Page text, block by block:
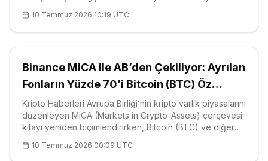
masaya gelebilir. Elimizdeki bilgilere göre revize metin,
Senato Bankacılık Komitesi ile Tar
10 Temmuz 2026 10:19 UTC
Binance MiCA ile AB’den Çekiliyor: Ayrılan
Fonların Yüzde 70’i Bitcoin (BTC) Öz
Saklamaya Kaçtı
Kripto Haberleri Avrupa Birliği’nin kripto varlık piyasalarını
düzenleyen MiCA (Markets in Crypto-Assets) çerçevesi
kıtayı yeniden biçimlendirirken, Bitcoin (BTC) ve diğer
kontrolündeki <a href="https://coinotag.com/sozluk/ai
10 Temmuz 2026 00:09 UTC